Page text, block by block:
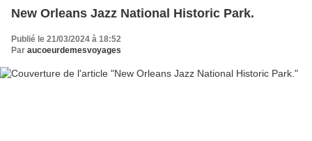
New Orleans Jazz National Historic Park.
Publié le 21/03/2024 à 18:52
Par aucoeurdemesvoyages